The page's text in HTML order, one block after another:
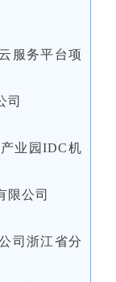
服务平台项
司
业园IDC机
限公司
司浙江省分